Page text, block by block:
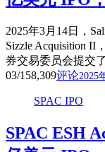
2025年3月14日，
Sizzle Acquisition II
券交易委员会提交
03/158,309评论2025
SPAC IPO
SPAC ESH